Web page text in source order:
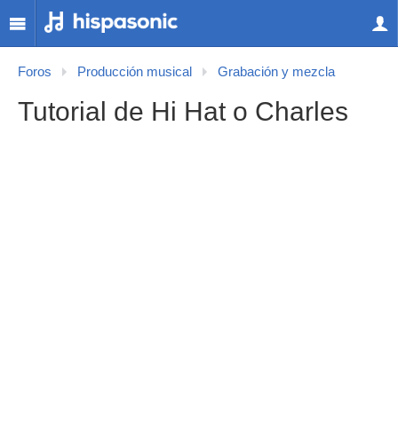
Foros Producción musical Grabación y mezcla
Tutorial de Hi Hat o Charles